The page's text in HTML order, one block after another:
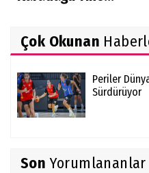
Çok Okunan
Periler
Sürdürüyor
Son Yorumlananlar